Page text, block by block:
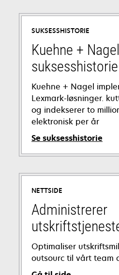
SUKSESSHISTORIE
Kuehne + Nagel
suksesshistorie
Kuehne + Nagel
Lexmark-løsninger.
og indekserer to
elektronisk per år
Se suksesshistorie
opens
in
new
tab
NETTSIDE
Administrerer
Optimaliser
outsourc til vårt team